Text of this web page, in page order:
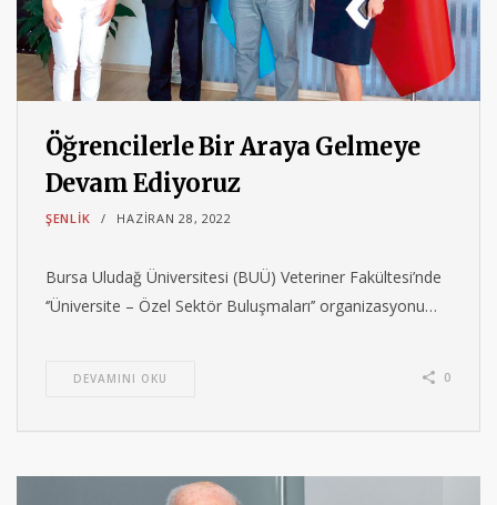
Öğrencilerle Bir Araya Gelmeye
Devam Ediyoruz
ŞENLIK HAZIRAN 28, 2022
Bursa Uludağ Üniversitesi (BUÜ) Veteriner Fakültesi’nde
‘’Üniversite – Özel Sektör Buluşmaları’’ organizasyonu…
DEVAMINI OKU 0